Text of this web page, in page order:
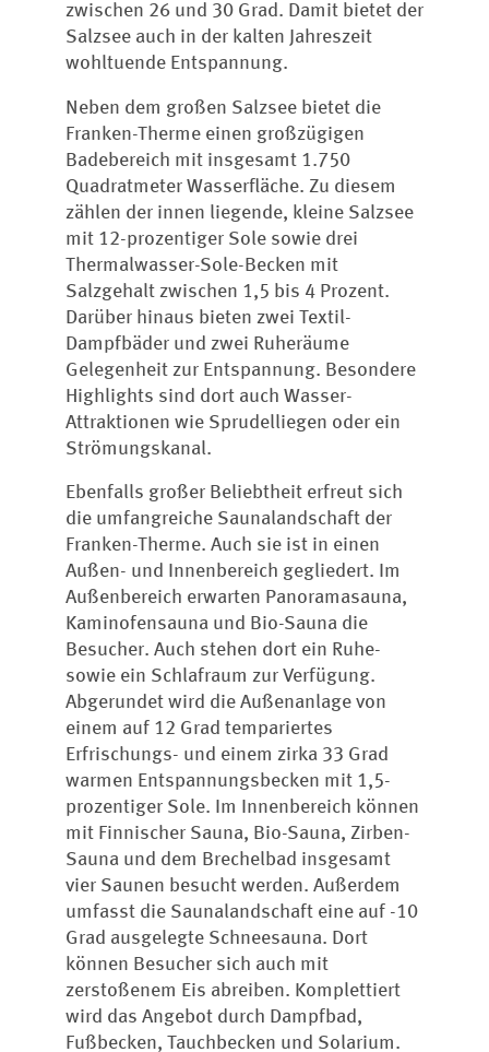
zwischen 26 und 30 Grad. Damit bietet der
Salzsee auch in der kalten Jahreszeit
wohltuende Entspannung.
Neben dem großen Salzsee bietet die
Franken-Therme einen großzügigen
Badebereich mit insgesamt 1.750
Quadratmeter Wasserfläche. Zu diesem
zählen der innen liegende, kleine Salzsee
mit 12-prozentiger Sole sowie drei
Thermalwasser-Sole-Becken mit
Salzgehalt zwischen 1,5 bis 4 Prozent.
Darüber hinaus bieten zwei Textil-
Dampfbäder und zwei Ruheräume
Gelegenheit zur Entspannung. Besondere
Highlights sind dort auch Wasser-
Attraktionen wie Sprudelliegen oder ein
Strömungskanal.
Ebenfalls großer Beliebtheit erfreut sich
die umfangreiche Saunalandschaft der
Franken-Therme. Auch sie ist in einen
Außen- und Innenbereich gegliedert. Im
Außenbereich erwarten Panoramasauna,
Kaminofensauna und Bio-Sauna die
Besucher. Auch stehen dort ein Ruhe-
sowie ein Schlafraum zur Verfügung.
Abgerundet wird die Außenanlage von
einem auf 12 Grad tempariertes
Erfrischungs- und einem zirka 33 Grad
warmen Entspannungsbecken mit 1,5-
prozentiger Sole. Im Innenbereich können
mit Finnischer Sauna, Bio-Sauna, Zirben-
Sauna und dem Brechelbad insgesamt
vier Saunen besucht werden. Außerdem
umfasst die Saunalandschaft eine auf -10
Grad ausgelegte Schneesauna. Dort
können Besucher sich auch mit
zerstoßenem Eis abreiben. Komplettiert
wird das Angebot durch Dampfbad,
Fußbecken, Tauchbecken und Solarium.